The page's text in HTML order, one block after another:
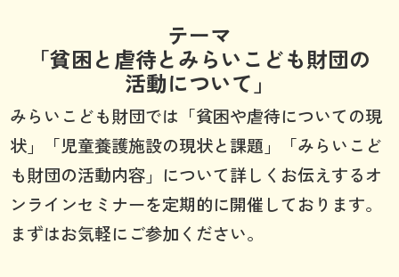
テーマ
「貧困と虐待とみらいこども財団の
活動について」
みらいこども財団では「貧困や虐待についての現
状」「児童養護施設の現状と課題」「みらいこど
も財団の活動内容」について詳しくお伝えするオ
ンラインセミナーを定期的に開催しております。
まずはお気軽にご参加ください。